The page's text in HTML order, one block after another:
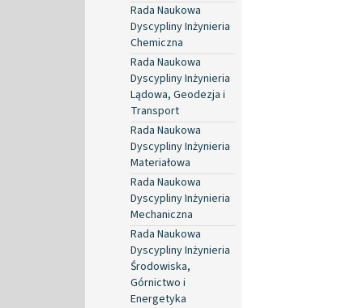
Rada Naukowa
Dyscypliny Inżynieria
Chemiczna
Rada Naukowa
Dyscypliny Inżynieria
Lądowa, Geodezja i
Transport
Rada Naukowa
Dyscypliny Inżynieria
Materiałowa
Rada Naukowa
Dyscypliny Inżynieria
Mechaniczna
Rada Naukowa
Dyscypliny Inżynieria
Środowiska,
Górnictwo i
Energetyka